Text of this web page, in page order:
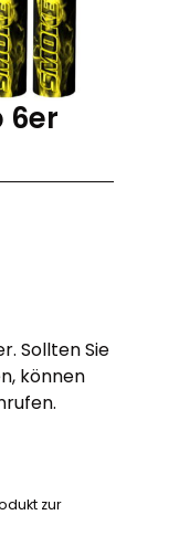
6er
Sollten Sie
können
zur